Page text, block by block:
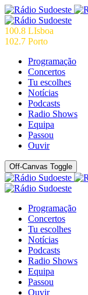
100.8 LIsboa
102.7 Porto
Programação
Concertos
Tu escolhes
Notícias
Podcasts
Radio Shows
Equipa
Passou
Ouvir
Off-Canvas Toggle
Programação
Concertos
Tu escolhes
Notícias
Podcasts
Radio Shows
Equipa
Passou
Ouvir